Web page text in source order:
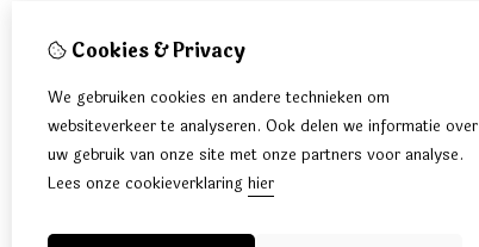
Cookies & Privacy
We gebruiken cookies en andere technieken om
websiteverkeer te analyseren. Ook delen we informatie over
uw gebruik van onze site met onze partners voor analyse.
Lees onze cookieverklaring hier